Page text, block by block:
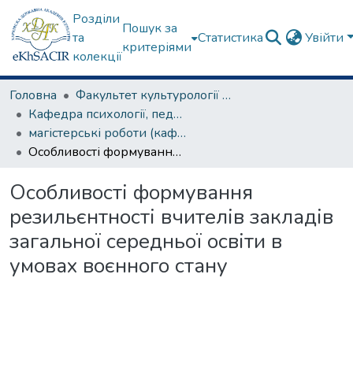
Розділи
та
колекції
Пошук за
критеріями
Статистика Увійти
Головна
Факультет культурології та соціальних комунікацій
Кафедра психології, педагогіки та філології
магістерські роботи (кафедра психології, педагогіки та філології)
Особливості формування резильєнтності вчителів закладів загальної середньої освіти в умовах воєнного стану
Особливості формування
резильєнтності вчителів закладів
загальної середньої освіти в
умовах воєнного стану